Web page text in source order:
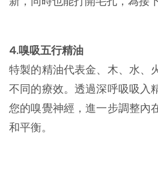
4.嗅吸五行精油
特製的精油代表金、木、水、
不同的療效。透過深呼吸吸入
您的嗅覺神經，進一步調整內
和平衡。